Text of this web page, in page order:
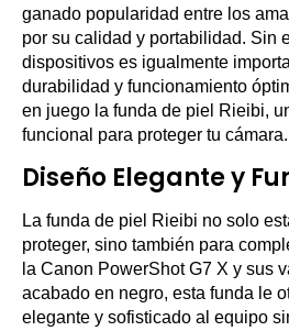
ganado popularidad entre los
por su calidad y portabilidad. Sin
dispositivos es igualmente
durabilidad y funcionamiento
en juego la funda de piel Rieibi,
funcional para proteger tu cámara.
Diseño Elegante y
La funda de piel Rieibi no solo
proteger, sino también para
la Canon PowerShot G7 X y sus
acabado en negro, esta funda le
elegante y sofisticado al equipo